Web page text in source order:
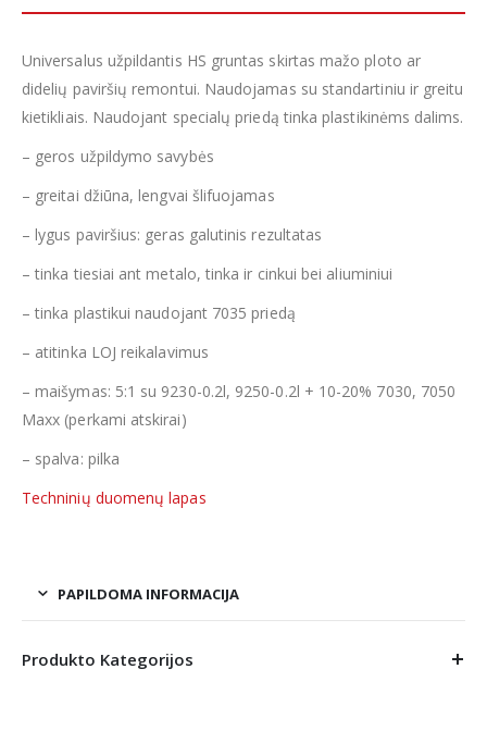
Universalus užpildantis HS gruntas skirtas mažo ploto ar
didelių paviršių remontui. Naudojamas su standartiniu ir greitu
kietikliais. Naudojant specialų priedą tinka plastikinėms dalims.
– geros užpildymo savybės
– greitai džiūna, lengvai šlifuojamas
– lygus paviršius: geras galutinis rezultatas
– tinka tiesiai ant metalo, tinka ir cinkui bei aliuminiui
– tinka plastikui naudojant 7035 priedą
– atitinka LOJ reikalavimus
– maišymas: 5:1 su 9230-0.2l, 9250-0.2l + 10-20% 7030, 7050
Maxx (perkami atskirai)
– spalva: pilka
Techninių duomenų lapas
PAPILDOMA INFORMACIJA
Produkto Kategorijos